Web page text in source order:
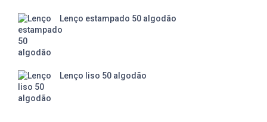
Lenço estampado 50 algodão
Lenço liso 50 algodão